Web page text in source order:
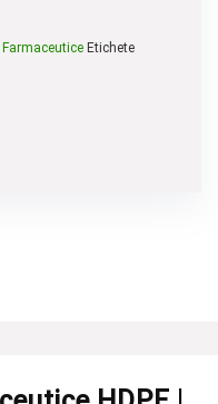
Farmaceutice Etichete